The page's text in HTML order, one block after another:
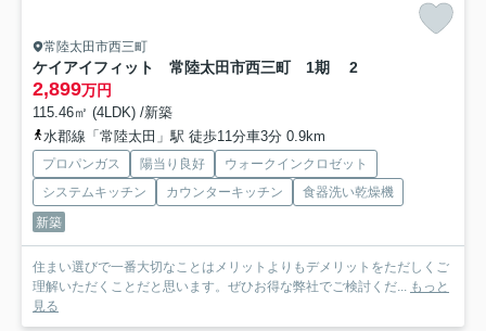
常陸太田市西三町
ケイアイフィット 常陸太田市西三町 1期 2
2,899万円
115.46㎡ (4LDK) /新築
水郡線「常陸太田」駅 徒歩11分車3分 0.9km
プロパンガス 陽当り良好
ウォークインクロゼット
システムキッチン
カウンターキッチン
食器洗い乾燥機
新築
住まい選びで一番大切なことはメリットよりもデメリットをただしくご
理解いただくことだと思います。ぜひお得な弊社でご検討くだ... もっと
見る